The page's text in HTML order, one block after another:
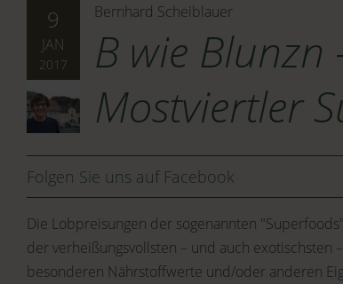
9
JAN
2017
Bernhard Scheiblauer
B wie Blunzn
Mostviertler
Folgen Sie uns auf Facebook
Die Lobpreisungen der sogenannten
der verheißungsvollsten – und auch
besonderen Nährstoffwerte und/oder anderen